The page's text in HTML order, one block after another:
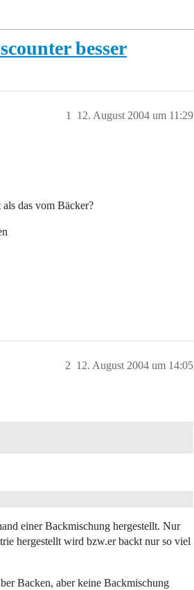
besser
12. August 2004 um 11:29
1
das vom Bäcker?
12. August 2004 um 14:05
2
einer Backmischung hergestellt. Nur
hergestellt wird bzw.er backt nur so viel
Backen, aber keine Backmischung